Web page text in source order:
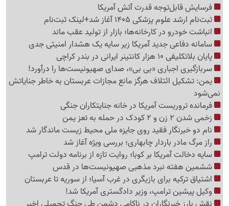
فرسایش قابل‌توجه قدرت آتش آمریکا
ثبت‌نام ارشد علوم پزشکی 1405 آغاز شد+لینک ثبت‌نام
انباشت خودرو در کارخانه‌ها؛ بازار از تولید عقب ماند
سامانه دفاعی جدید آمریکا زیر سایه یک هشدار امنیتی جدی
پایان بلاتکلیفی 10 هزار کانتینر ایرانی در بندر کراچی
سربازگیری اجباری «بی بی»، صدای صهیونیست‌ها را درآورد!
یمن: تشکیل ائتلاف هرگز مانع مجازات عربستان به خاطر جنایاتش
نمی‌شود
فرمانده تروریست آمریکا در خانه جنایتکاران جنگی
زخمی شدن 2 زن و 2 کودک در حمله به تعز یمن
نام دو خبرنگار فقید روی جایزه ملی محیط زیست ماندگار شد
راز مرگ مادر باردار چابهاری؛ بررسی ویژه آغاز شد
سایه دخالت آمریکا بر کوبا؛ روایت تازه از برنامه دولت ترامپ
ششمین هفته نبرد مذهبی صهیونیست‌ها در قدس
اشتیاق ترکیه برای بازیگری در غرب آسیا؛ از سوریه تا عربستان
وکیل پیشین ترامپ، وزیر دادگستری آمریکا شد!